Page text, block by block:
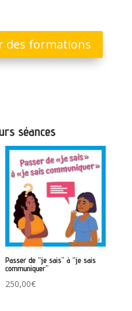
des formations
séances
Passer de “je sais” à “je sais
communiquer”
250,00€